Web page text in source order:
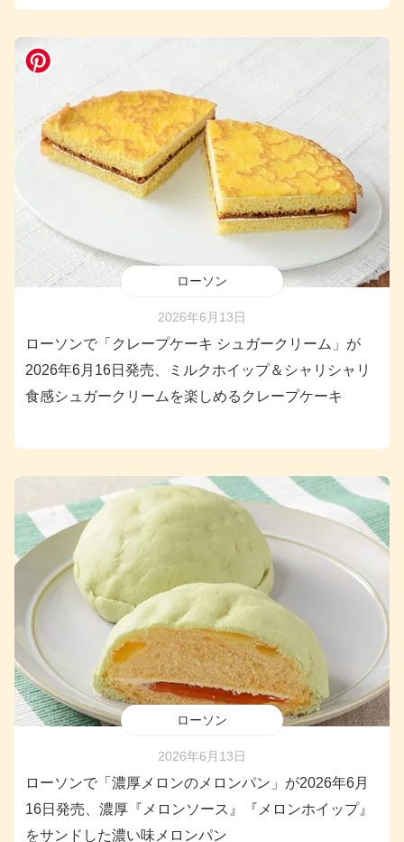
ローソン
2026年6月13日
ローソンで「クレープケーキ シュガークリーム」が
2026年6月16日発売、ミルクホイップ＆シャリシャリ
食感シュガークリームを楽しめるクレープケーキ
ローソン
2026年6月13日
ローソンで「濃厚メロンのメロンパン」が2026年6月
16日発売、濃厚『メロンソース』『メロンホイップ』
をサンドした濃い味メロンパン